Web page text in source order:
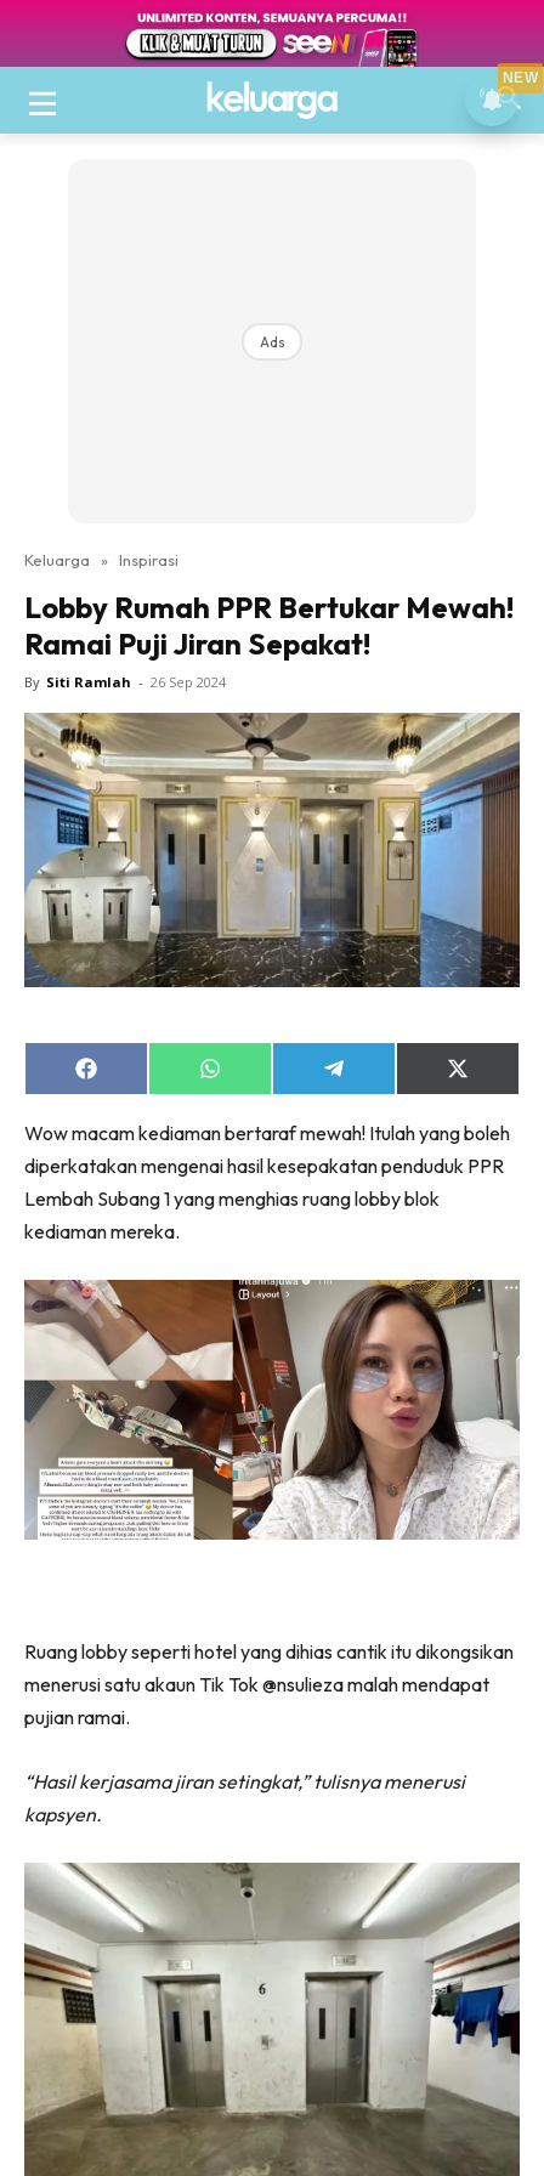
Ads
Keluarga » Inspirasi
Lobby Rumah PPR Bertukar Mewah!
Ramai Puji Jiran Sepakat!
By Siti Ramlah - 26 Sep 2024
Share
on
Share
on
Share
on
Share
on
(Twitter)
Wow macam kediaman bertaraf mewah! Itulah yang boleh
diperkatakan mengenai hasil kesepakatan penduduk PPR
Lembah Subang 1 yang menghias ruang lobby blok
kediaman mereka.
Ruang lobby seperti hotel yang dihias cantik itu dikongsikan
menerusi satu akaun Tik Tok @nsulieza malah mendapat
pujian ramai.
“Hasil kerjasama jiran setingkat,” tulisnya menerusi
kapsyen.
NEW